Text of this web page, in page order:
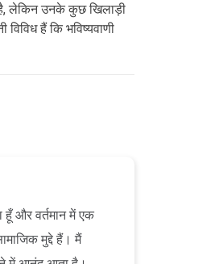
लेकिन उनके कुछ खिलाड़ी
हैं कि भविष्यवाणी
और वर्तमान में एक
मुद्दे हैं। मैं